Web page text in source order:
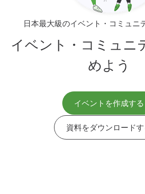
日本最大級のイベント・コミュニ
イベント・コミュニ
めよう
イベントを作成する
資料をダウンロードす